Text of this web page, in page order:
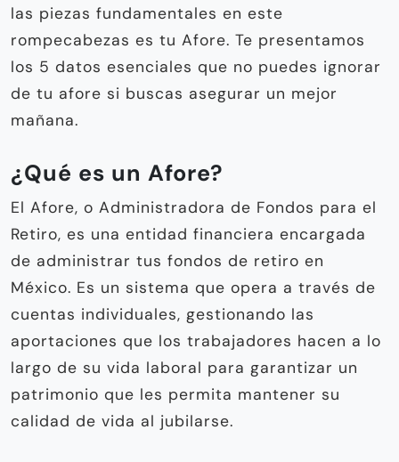
las piezas fundamentales en este
rompecabezas es tu Afore. Te presentamos
los 5 datos esenciales que no puedes ignorar
de tu afore si buscas asegurar un mejor
mañana.
¿Qué es un Afore?
El Afore, o Administradora de Fondos para el
Retiro, es una entidad financiera encargada
de administrar tus fondos de retiro en
México. Es un sistema que opera a través de
cuentas individuales, gestionando las
aportaciones que los trabajadores hacen a lo
largo de su vida laboral para garantizar un
patrimonio que les permita mantener su
calidad de vida al jubilarse.